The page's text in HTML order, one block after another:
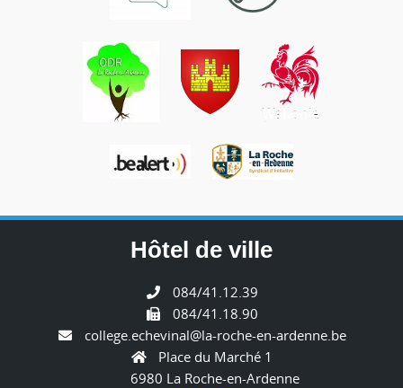
Hôtel de ville
084/41.12.39
084/41.18.90
college.echevinal@la-roche-en-ardenne.be
Place du Marché 1
6980 La Roche-en-Ardenne